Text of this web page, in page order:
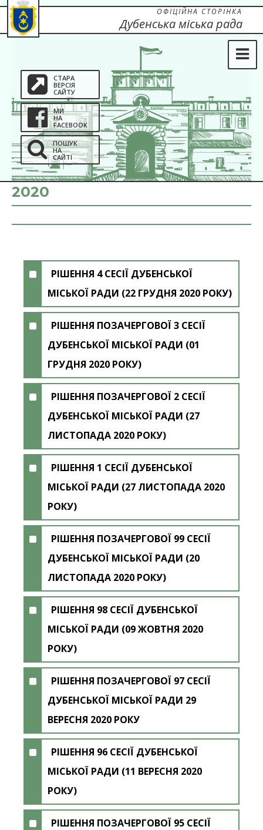
СТАРА
ВЕРСІЯ
САЙТУ
МИ
НА
FACEBOOK
ПОШУК
НА
САЙТІ
ОФІЦІЙНА СТОРІНКА
Дубенська міська рада
2020
РІШЕННЯ 4 СЕСІЇ ДУБЕНСЬКОЇ
МІСЬКОЇ РАДИ (22 ГРУДНЯ 2020 РОКУ)
РІШЕННЯ ПОЗАЧЕРГОВОЇ 3 СЕСІЇ
ДУБЕНСЬКОЇ МІСЬКОЇ РАДИ (01
ГРУДНЯ 2020 РОКУ)
РІШЕННЯ ПОЗАЧЕРГОВОЇ 2 СЕСІЇ
ДУБЕНСЬКОЇ МІСЬКОЇ РАДИ (27
ЛИСТОПАДА 2020 РОКУ)
РІШЕННЯ 1 СЕСІЇ ДУБЕНСЬКОЇ
МІСЬКОЇ РАДИ (27 ЛИСТОПАДА 2020
РОКУ)
РІШЕННЯ ПОЗАЧЕРГОВОЇ 99 СЕСІЇ
ДУБЕНСЬКОЇ МІСЬКОЇ РАДИ (20
ЛИСТОПАДА 2020 РОКУ)
РІШЕННЯ 98 СЕСІЇ ДУБЕНСЬКОЇ
МІСЬКОЇ РАДИ (09 ЖОВТНЯ 2020
РОКУ)
РІШЕННЯ ПОЗАЧЕРГОВОЇ 97 СЕСІЇ
ДУБЕНСЬКОЇ МІСЬКОЇ РАДИ 29
ВЕРЕСНЯ 2020 РОКУ
РІШЕННЯ 96 СЕСІЇ ДУБЕНСЬКОЇ
МІСЬКОЇ РАДИ (11 ВЕРЕСНЯ 2020
РОКУ)
РІШЕННЯ ПОЗАЧЕРГОВОЇ 95 СЕСІЇ